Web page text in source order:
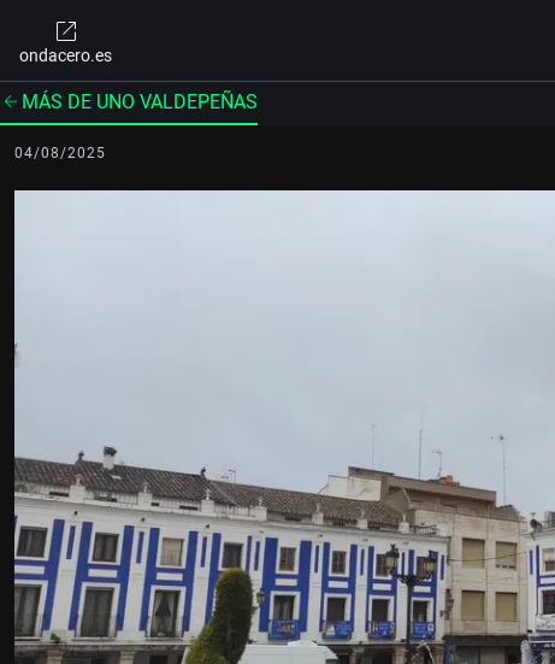
ondacero.es
MÁS DE UNO VALDEPEÑAS
04/08/2025